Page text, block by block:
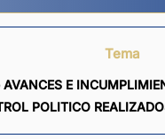
Tema
E
POLITICO